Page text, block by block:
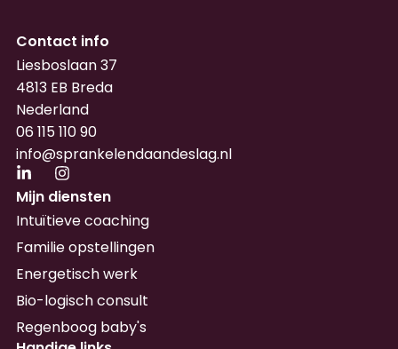
Contact info
Liesboslaan 37
4813 EB Breda
Nederland
06 115 110 90
info@sprankelendaandeslag.nl
Mijn diensten
Intuïtieve coaching
Familie opstellingen
Energetisch werk
Bio-logisch consult
Regenboog baby's